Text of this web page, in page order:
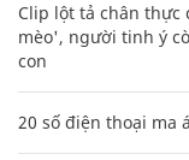
Clip lột tả chân thực
mèo', người tinh ý
con
20 số điện thoại ma